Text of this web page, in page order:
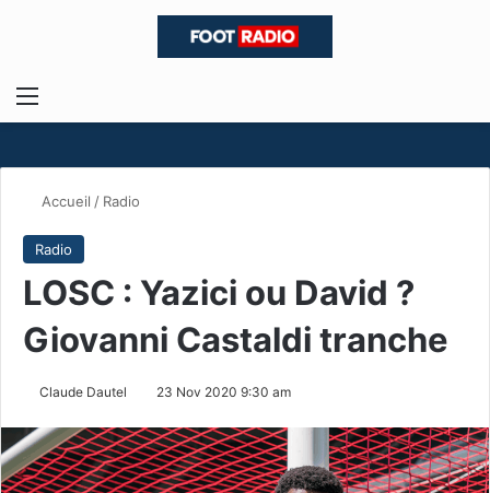
Menu
Accueil / Radio
Radio
LOSC : Yazici ou David ?
Giovanni Castaldi tranche
Claude Dautel 23 Nov 2020 9:30 am